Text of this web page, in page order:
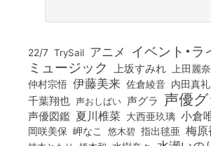
22/7 TrySail アニメ イベント・ラ
ミュージック 上坂すみれ 上田麗奈
仲村宗悟 伊藤美来 佐倉綾音 内田真礼
千葉翔也 声おしばい 声グラ 声優
声優図鑑 夏川椎菜 大西亜玖璃 小倉
岡咲美保 岬なこ 悠木碧 指出毬亜 梅原